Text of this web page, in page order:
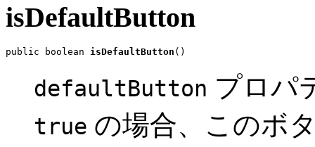
isDefaultButton
public boolean isDefaultButton ()
defaultButton プロパ
true の場合、このボ